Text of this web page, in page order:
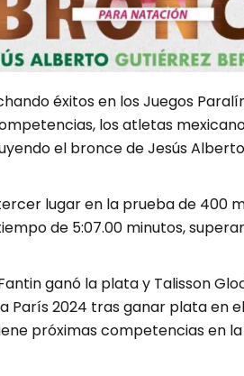
éxitos en los Juegos
los atletas
el bronce de Jesús
lugar en la prueba de 400
de 5:07.00 minutos,
ganó la plata y Talisson
París 2024 tras ganar plata en
próximas competencias en la